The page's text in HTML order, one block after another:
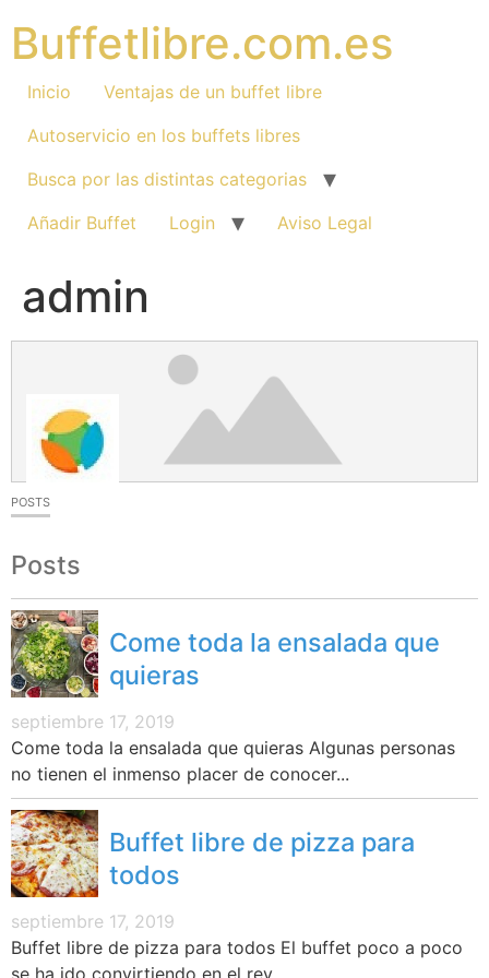
contenido
Buffetlibre.com.es
Inicio
Ventajas de un buffet libre
Autoservicio en los buffets libres
Busca por las distintas categorias
Añadir Buffet
Login Aviso Legal
admin
POSTS
Posts
Come toda la ensalada que
quieras
septiembre 17, 2019
Come toda la ensalada que quieras Algunas personas
no tienen el inmenso placer de conocer...
Buffet libre de pizza para
todos
septiembre 17, 2019
Buffet libre de pizza para todos El buffet poco a poco
se ha ido convirtiendo en el rey...